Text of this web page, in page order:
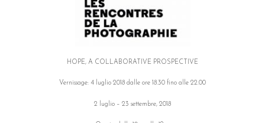
HOPE, A COLLABORATIVE PROSPECTIVE
Vernissage: 4 luglio 2018 dalle ore 18.30 fino alle 22.00
2 luglio – 23 settembre, 2018